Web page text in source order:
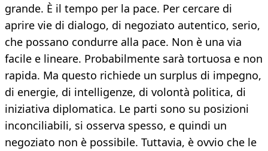
grande. È il tempo per la pace. Per cercare di
aprire vie di dialogo, di negoziato autentico, serio,
che possano condurre alla pace. Non è una via
facile e lineare. Probabilmente sarà tortuosa e non
rapida. Ma questo richiede un surplus di impegno,
di energie, di intelligenze, di volontà politica, di
iniziativa diplomatica. Le parti sono su posizioni
inconciliabili, si osserva spesso, e quindi un
negoziato non è possibile. Tuttavia, è ovvio che le